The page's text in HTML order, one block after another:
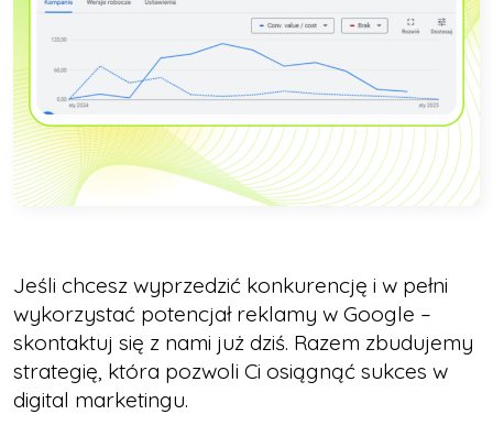
Jeśli chcesz wyprzedzić konkurencję i w pełni
wykorzystać potencjał reklamy w Google –
skontaktuj się z nami już dziś. Razem zbudujemy
strategię, która pozwoli Ci osiągnąć sukces w
digital marketingu.